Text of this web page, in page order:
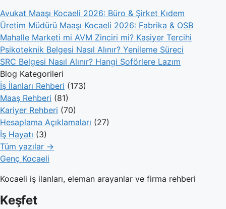
Avukat Maaşı Kocaeli 2026: Büro & Şirket Kıdem
Üretim Müdürü Maaşı Kocaeli 2026: Fabrika & OSB
Mahalle Marketi mi AVM Zinciri mi? Kasiyer Tercihi
Psikoteknik Belgesi Nasıl Alınır? Yenileme Süreci
SRC Belgesi Nasıl Alınır? Hangi Şoförlere Lazım
Blog Kategorileri
İş İlanları Rehberi (173)
Maaş Rehberi (81)
Kariyer Rehberi (70)
Hesaplama Açıklamaları (27)
İş Hayatı (3)
Tüm yazılar →
Genç Kocaeli
Kocaeli iş ilanları, eleman arayanlar ve firma rehberi
Keşfet